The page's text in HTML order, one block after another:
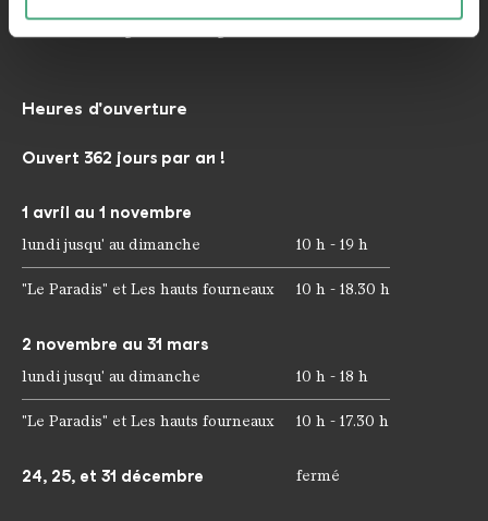
spéciales et pour analyser le trafic sur notre site web.
médias sociaux, de publicité et d'analyse. Nos
d'autres données que vous leur avez fournies ou qu'ils
services.
Heures d'ouverture
Ouvert 362 jours par an !
1 avril au 1 novembre
lundi jusqu' au dimanche 10 h - 19 h
"Le Paradis" et Les hauts fourneaux 10 h - 18.30 h
2 novembre au 31 mars
lundi jusqu' au dimanche 10 h - 18 h
"Le Paradis" et Les hauts fourneaux 10 h - 17.30 h
24, 25, et 31 décembre fermé